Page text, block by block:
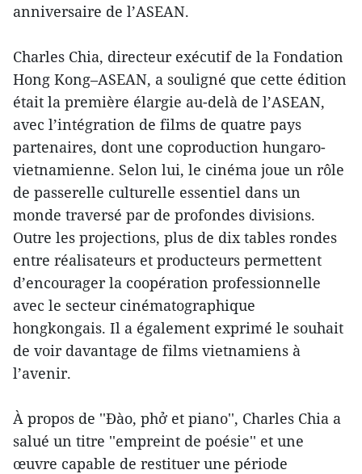
anniversaire de l’ASEAN.
Charles Chia, directeur exécutif de la Fondation
Hong Kong–ASEAN, a souligné que cette édition
était la première élargie au-delà de l’ASEAN,
avec l’intégration de films de quatre pays
partenaires, dont une coproduction hungaro-
vietnamienne. Selon lui, le cinéma joue un rôle
de passerelle culturelle essentiel dans un
monde traversé par de profondes divisions.
Outre les projections, plus de dix tables rondes
entre réalisateurs et producteurs permettent
d’encourager la coopération professionnelle
avec le secteur cinématographique
hongkongais. Il a également exprimé le souhait
de voir davantage de films vietnamiens à
l’avenir.
À propos de ''Đào, phở et piano'', Charles Chia a
salué un titre ''empreint de poésie'' et une
œuvre capable de restituer une période